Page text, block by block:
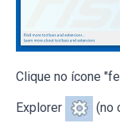
Clique no ícone
Explorer (no